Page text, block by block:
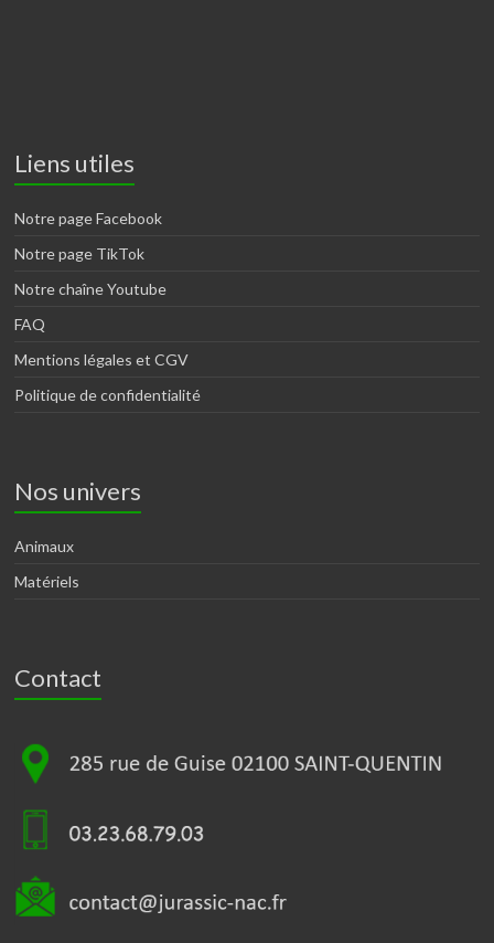
Liens utiles
Notre page Facebook
Notre page TikTok
Notre chaîne Youtube
FAQ
Mentions légales et CGV
Politique de confidentialité
Nos univers
Animaux
Matériels
Contact